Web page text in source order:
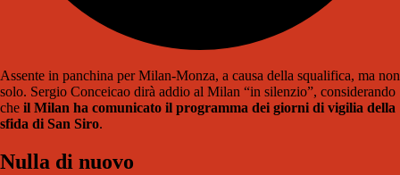
Assente in panchina per Milan-Monza, a causa della squalifica, ma non
solo. Sergio Conceicao dirà addio al Milan “in silenzio”, considerando
che il Milan ha comunicato il programma dei giorni di vigilia della
sfida di San Siro.
Nulla di nuovo